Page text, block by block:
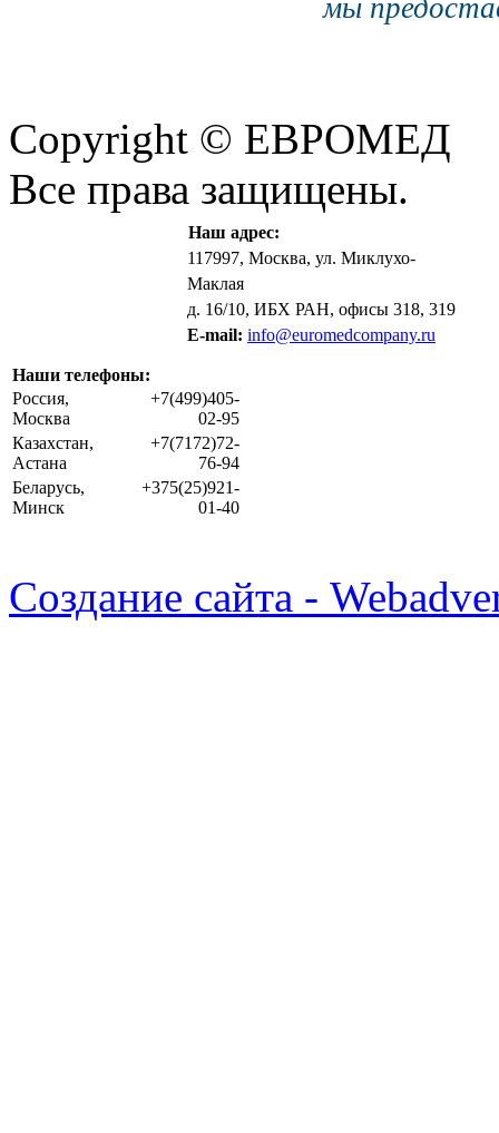
мы
Copyright © ЕВРОМЕД
Все права защищены.
Наш адрес:
117997, Москва, ул. Миклухо-
Маклая
д. 16/10, ИБХ РАН, офисы 318, 319
E-mail: info@euromedcompany.ru
Наши телефоны:
Россия,
Москва
+7(499)405-
02-95
Казахстан,
Астана
+7(7172)72-
76-94
Беларусь,
Минск
+375(25)921-
01-40
Создание сайта -